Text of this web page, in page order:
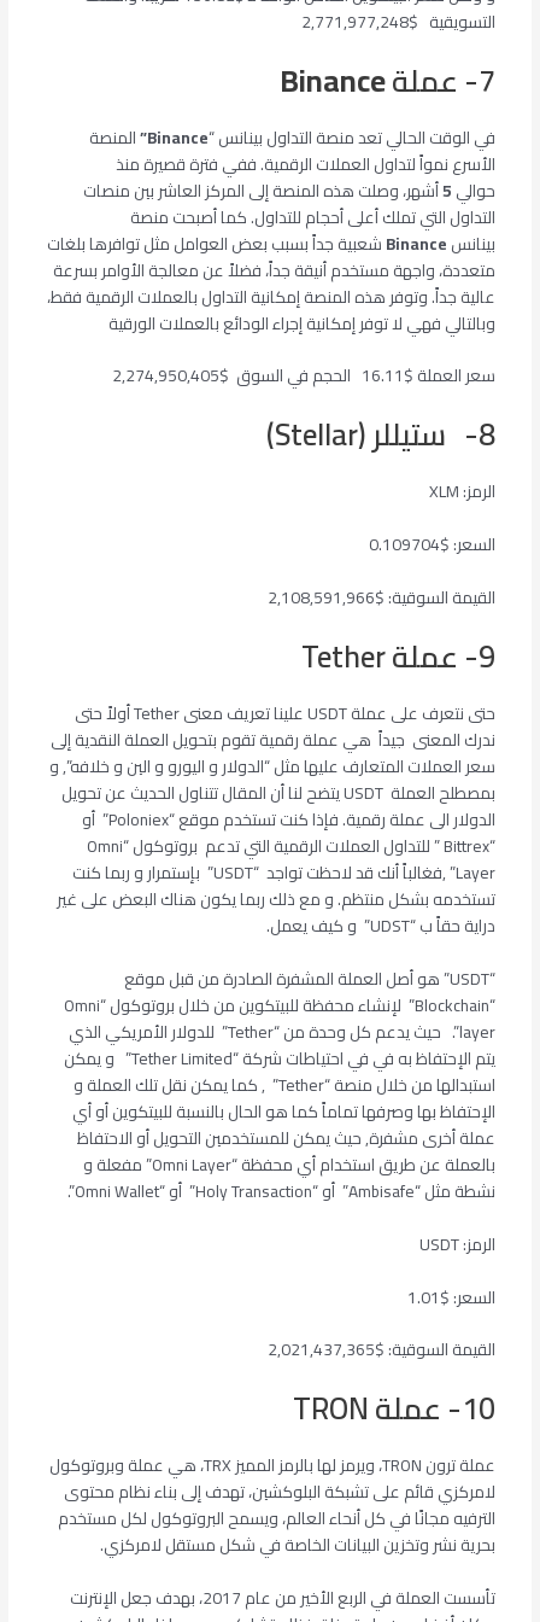
التسويقية $2,771,977,248
7- عملة Binance
في الوقت الحالي تعد منصة التداول بينانس “Binance” المنصة
الأسرع نمواً لتداول العملات الرقمية. ففي فترة قصيرة منذ
حوالي5أشهر، وصلت هذه المنصة إلى المركز العاشر بين منصات
التداول التي تملك أعلى أحجام للتداول. كما أصبحت منصة
بينانسBinanceشعبية جداً بسبب بعض العوامل مثل توافرها بلغات
متعددة، واجهة مستخدم أنيقة جداً، فضلاً عن معالجة الأوامر بسرعة
عالية جداً. وتوفر هذه المنصة إمكانية التداول بالعملات الرقمية فقط،
وبالتالي فهي لا توفر إمكانية إجراء الودائع بالعملات الورقية
سعر العملة $16.11 الحجم في السوق $2,274,950,405
8- ستيللر (Stellar)
الرمز: XLM
السعر: $0.109704
القيمة السوقية: $2,108,591,966
9- عملة Tether
حتى نتعرف على عملة USDT علينا تعريف معنى Tether أولاً حتى
ندرك المعنى جيداً هي عملة رقمية تقوم بتحويل العملة النقدية إلى
سعر العملات المتعارف عليها مثل “الدولار و اليورو و الين و خلافه”, و
بمصطلح العملة USDT يتضح لنا أن المقال تتناول الحديث عن تحويل
الدولار الى عملة رقمية. فإذا كنت تستخدم موقع “Poloniex” أو
“Bittrex ” للتداول العملات الرقمية التي تدعم بروتوكول “Omni
Layer” ,فغالباً أنك قد لاحظت تواجد “USDT” بإستمرار و ربما كنت
تستخدمه بشكل منتظم. و مع ذلك ربما يكون هناك البعض على غير
دراية حقاً ب “UDST” و كيف يعمل.
“USDT” هو أصل العملة المشفرة الصادرة من قبل موقع
“Blockchain” لإنشاء محفظة للبيتكوين من خلال بروتوكول “Omni
layer”. حيث يدعم كل وحدة من “Tether” للدولار الأمريكي الذي
يتم الإحتفاظ به في في احتياطات شركة “Tether Limited” و يمكن
استبدالها من خلال منصة “Tether” , كما يمكن نقل تلك العملة و
الإحتفاظ بها وصرفها تماماً كما هو الحال بالنسبة للبيتكوين أو أي
عملة أخرى مشفرة, حيث يمكن للمستخدمين التحويل أو الاحتفاظ
بالعملة عن طريق استخدام أي محفظة “Omni Layer” مفعلة و
نشطة مثل “Ambisafe” أو “Holy Transaction” أو “Omni Wallet”.
الرمز: USDT
السعر: $1.01
القيمة السوقية: $2,021,437,365
10- عملة TRON
عملة ترون TRON، ويرمز لها بالرمز المميز TRX، هي عملة وبروتوكول
لامركزي قائم على تشبكة البلوكشين، تهدف إلى بناء نظام محتوى
الترفيه مجانًا في كل أنحاء العالم، ويسمح البروتوكول لكل مستخدم
بحرية نشر وتخزين البيانات الخاصة في شكل مستقل لامركزي.
تأسست العملة في الربع الأخير من عام 2017، بهدف جعل الإنترنت